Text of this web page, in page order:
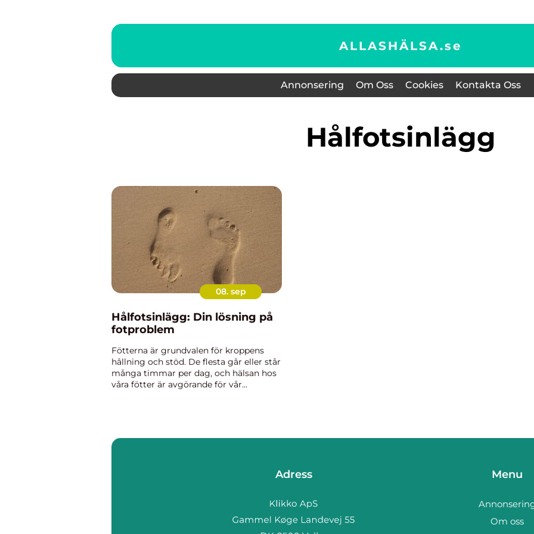
ALLASHÄLSA.se
Annonsering Om Oss Cookies Kontakta Oss
hålfotsinlägg
08. sep
Hålfotsinlägg: Din lösning på
fotproblem
Fötterna är grundvalen för kroppens
hållning och stöd. De flesta går eller står
många timmar per dag, och hälsan hos
våra fötter är avgörande för vår
Adress Menu
Om oss